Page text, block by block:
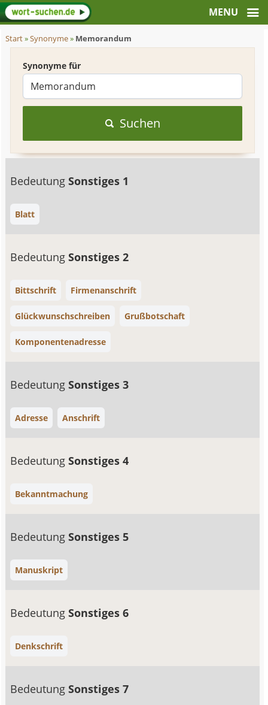
Start»Synonyme» Memorandum
Synonyme für
Suchen
BedeutungSonstiges 1
Blatt
BedeutungSonstiges 2
Bittschrift Firmenanschrift
Glückwunschschreiben Grußbotschaft
Komponentenadresse
BedeutungSonstiges 3
Adresse Anschrift
BedeutungSonstiges 4
Bekanntmachung
BedeutungSonstiges 5
Manuskript
BedeutungSonstiges 6
Denkschrift
BedeutungSonstiges 7